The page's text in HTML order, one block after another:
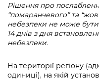
Рішення про
“помаранчевого” та
небезпеки не може
14 днів з дня
небезпеки.
На території регіону
одиниці), на якій